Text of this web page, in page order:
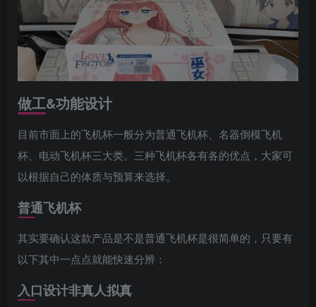
做工&功能设计
目前市面上的飞机杯一般分为普通飞机杯、名器倒模飞机
杯、电动飞机杯三大类。三种飞机杯各有各的优点，大家可
以根据自己的体质与预算来选择。
普通飞机杯
其实要确认这款产品是不是普通飞机杯是很简单的，只要有
以下其中一点点就能快速分辨：
入口设计非真人拟真